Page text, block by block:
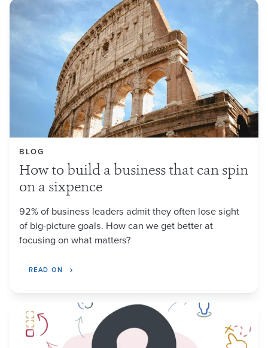
BLOG
How to build a business that can spin
on a sixpence
92% of business leaders admit they often lose sight
of big-picture goals. How can we get better at
focusing on what matters?
READ ON